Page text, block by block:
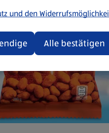
und den
Alle bestätigen